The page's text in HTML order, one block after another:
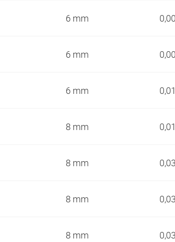
6 mm
6 mm
6 mm 0,01
8 mm
8 mm
8 mm
8 mm